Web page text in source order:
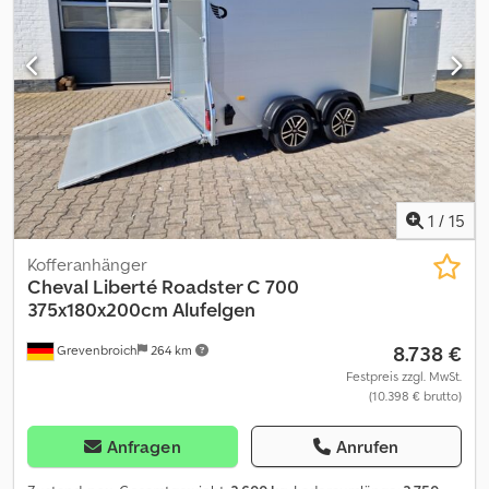
Kennzeichenträger abklappbar Elektrik 13-polig
1 / 15
Grevenbroich 264 km
Kofferanhänger
Cheval Liberté Roadster C 700
375x180x200cm Alufelgen
8.738 €
Festpreis zzgl. MwSt.
(10.398 € brutto)
Anfragen Anrufen